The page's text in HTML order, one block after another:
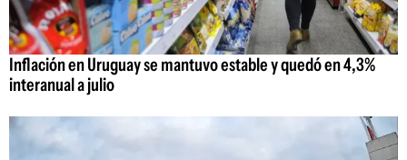
Inflación en Uruguay se mantuvo estable y quedó en 4,3%
interanual a julio